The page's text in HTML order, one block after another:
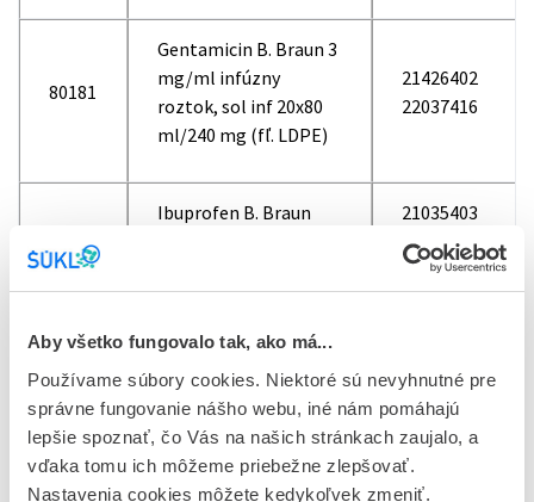
Aby všetko fungovalo tak, ako má...
Používame súbory cookies. Niektoré sú nevyhnutné pre
správne fungovanie nášho webu, iné nám pomáhajú
lepšie spoznať, čo Vás na našich stránkach zaujalo, a
vďaka tomu ich môžeme priebežne zlepšovať.
Nastavenia cookies môžete kedykoľvek zmeniť.
80181
Gentamicin B. Braun 3
mg/ml infúzny
roztok, sol inf 20x80
ml/240 mg (fľ. LDPE)
21426402
22037416
4145C
Ibuprofen B. Braun
21035403
21206403
22135409
4143C
Ibuprofen B. Braun
400 mg, sol inf 10x400
mg/100 ml (fľ.LDPE)
21434403
22133403
Metronidazol B. Braun